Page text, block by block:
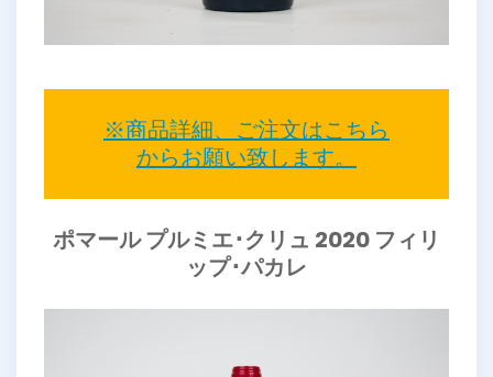
※商品詳細、ご注文はこちら
からお願い致します。
ポマール プルミエ･クリュ 2020 フィリ
ップ･パカレ